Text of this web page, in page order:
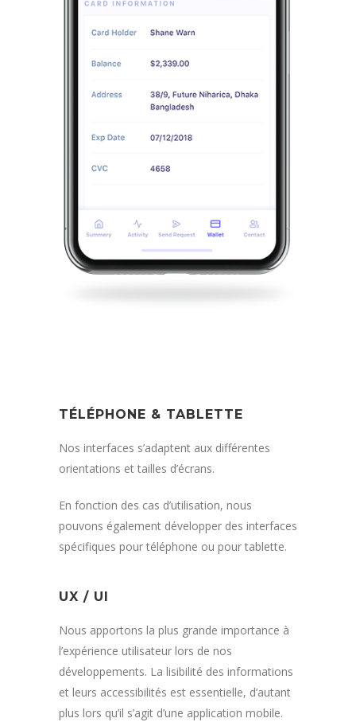
TÉLÉPHONE & TABLETTE
Nos interfaces s’adaptent aux différentes
orientations et tailles d’écrans.
En fonction des cas d’utilisation, nous
pouvons également développer des interfaces
spécifiques pour téléphone ou pour tablette.
UX / UI
Nous apportons la plus grande importance à
l’expérience utilisateur lors de nos
développements. La lisibilité des informations
et leurs accessibilités est essentielle, d’autant
plus lors qu’il s’agit d’une application mobile.